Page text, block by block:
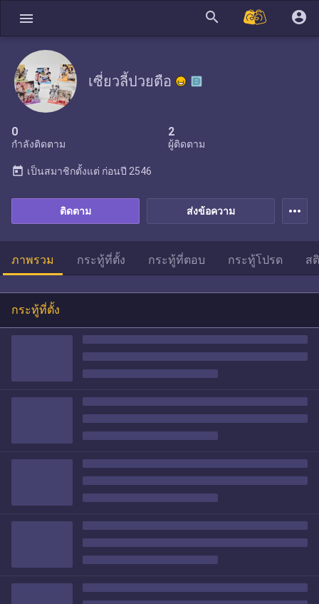
menu search account_circle
เซี่ยวลี้ปวยตือ
0
กำลังติดตาม
2
ผู้ติดตาม
ส่งข้อความ
ติดตาม
today เป็นสมาชิกตั้งแต่ ก่อนปี 2546
more_horiz
ภาพรวม กระทู้ที่ตั้ง กระทู้ที่ตอบ กระทู้โปรด ส
กระทู้ที่ตั้ง